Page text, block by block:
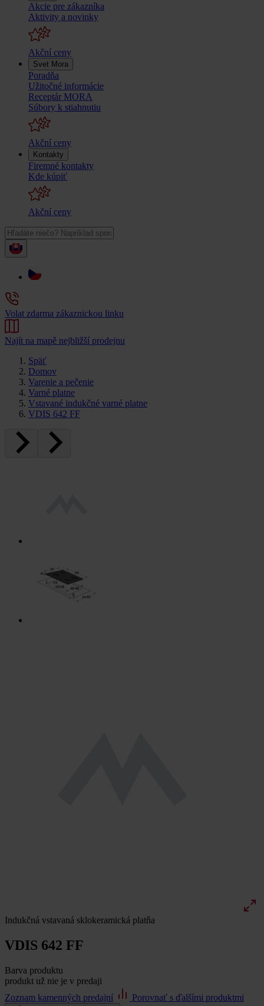
Akcie pre zákazníka
Aktivity a novinky
Akční ceny
Svet Mora
Poradňa
Užitočné informácie
Receptár MORA
Súbory k stiahnutiu
Akční ceny
Kontakty
Firemné kontakty
Kde kúpiť
Akční ceny
Volat zdarma zákaznickou linku
Najít na mapě nejbližší prodejnu
Späť
Domov
Varenie a pečenie
Varné platne
Vstavané indukčné varné platne
VDIS 642 FF
Indukčná vstavaná sklokeramická platňa
VDIS 642 FF
Barva produktu
produkt už nie je v predaji
Zoznam kamenných predajní
Porovnať s ďalšími produktmi